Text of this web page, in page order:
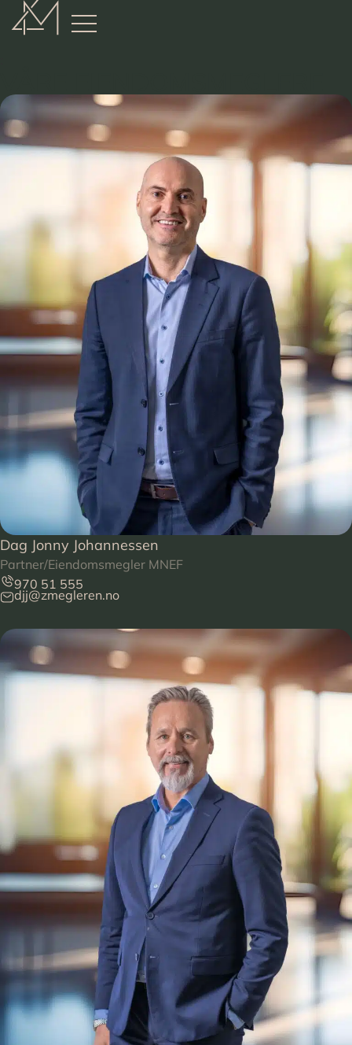
Dag Jonny Johannessen
Partner/Eiendomsmegler MNEF
970 51 555
djj@zmegleren.no